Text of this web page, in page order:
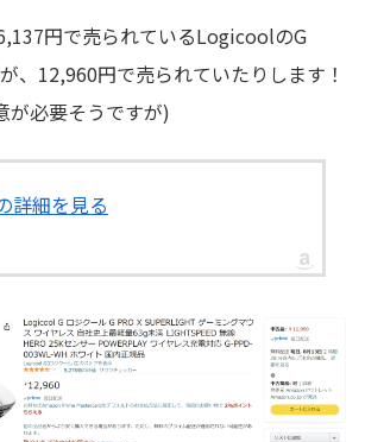
円で売られているLogicoolのG
、12,960円で売られていたりします！
が必要そうですが)
詳細を見る